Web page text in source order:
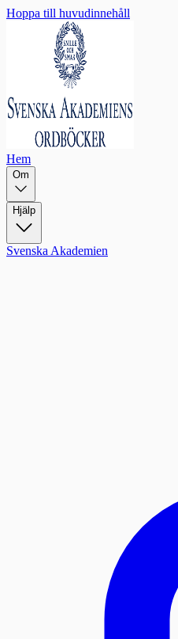
Hoppa till huvudinnehåll
Hem
Om
Hjälp
Svenska Akademien